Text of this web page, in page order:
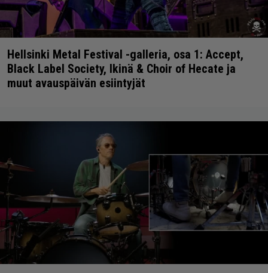
Hellsinki Metal Festival -galleria, osa 1: Accept,
Black Label Society, Ikinä & Choir of Hecate ja
muut avauspäivän esiintyjät